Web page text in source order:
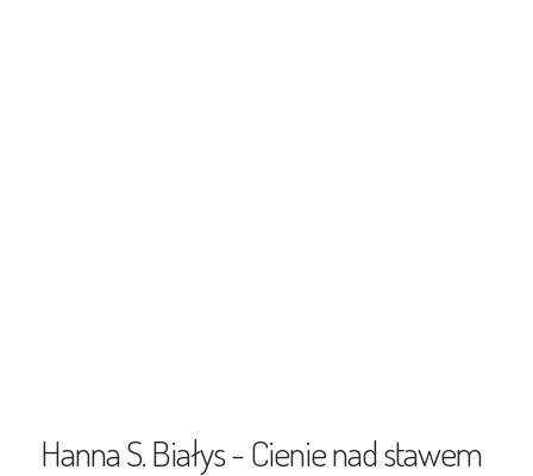
Hanna S. Białys - Cienie nad stawem